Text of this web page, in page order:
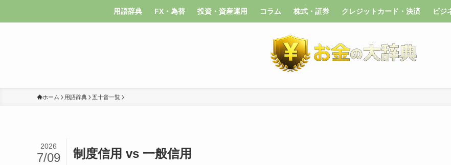
用語辞典 FX・為替 投資・資産運用 コラム 株式・証券 クレジットカード・決済 ビジ
ホーム 用語辞典 五十音一覧
制度信用 vs 一般信用
2026
7/09